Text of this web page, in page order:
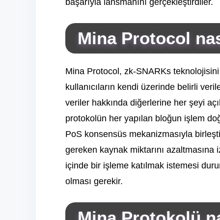
başarıyla lansmanını gerçekleştirdiler.
Mina Protocol
Mina Protocol, zk-SNARKs
kullanıcıların kendi üzerinde belirli
veriler hakkında diğerlerine her şeyi
protokolün her yapılan bloğun işlem
PoS konsensüs mekanizmasıyla
gereken kaynak miktarını
içinde bir işleme katılmak istemesi
olması gerekir.